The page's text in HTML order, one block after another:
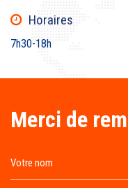
Horaires
7h30-18h
Merci de